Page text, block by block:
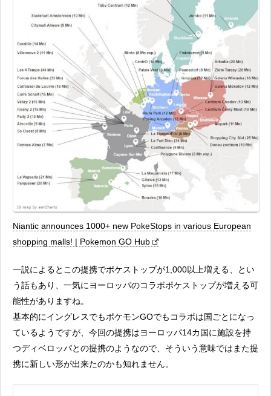
Niantic announces 1000+ new PokeStops in various European
shopping malls! | Pokemon GO Hub
一説によるとこの提携でポケストップが1,000以上増える、とい
う話もあり、一気にヨーロッパのコラボポケストップが増える可
能性がありますね。
基本的にイングレスでもポケモンGOでもコラボは国ごとになっ
ているようですが、今回の提携はヨーロッパ14カ国に施設を持
つディベロッパとの提携のようなので、そういう意味ではまた提
携に新しい形が出来たのかも知れません。